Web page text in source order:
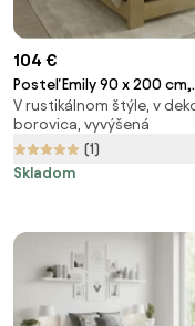
104 €
Posteľ Emily 90 x 200 cm,
borovica Rošt: S
roštom, Matrac: Bez
V rustikálnom štýle, v
borovica, vyvýšená
(1)
Skladom